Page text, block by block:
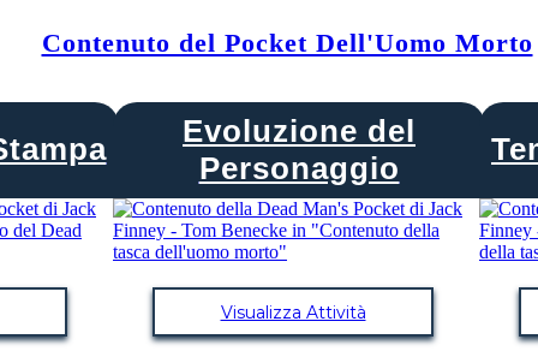
Contenuto del Pocket Dell'Uomo Morto
Evoluzione del
Personaggio
Visualizza Attività